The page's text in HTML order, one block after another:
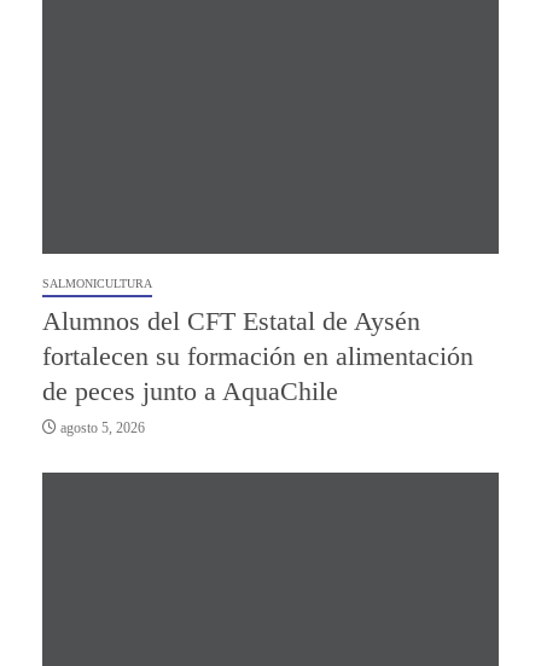
SALMONICULTURA
Alumnos del CFT Estatal de Aysén
fortalecen su formación en alimentación
de peces junto a AquaChile
agosto 5, 2026